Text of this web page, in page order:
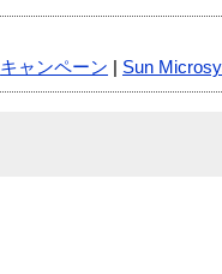
キャンペーン Sun